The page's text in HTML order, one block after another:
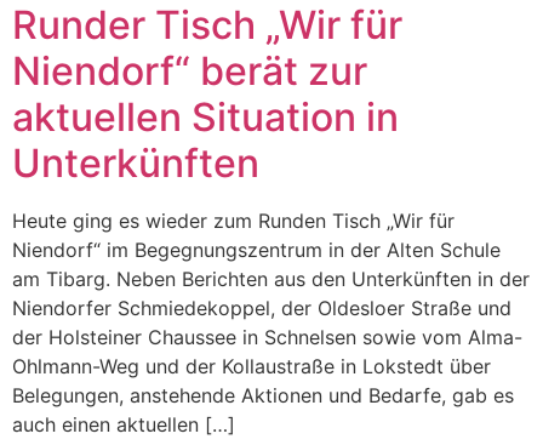
Runder Tisch „Wir für
Niendorf“ berät zur
aktuellen Situation in
Unterkünften
Heute ging es wieder zum Runden Tisch „Wir für
Niendorf“ im Begegnungszentrum in der Alten Schule
am Tibarg. Neben Berichten aus den Unterkünften in der
Niendorfer Schmiedekoppel, der Oldesloer Straße und
der Holsteiner Chaussee in Schnelsen sowie vom Alma-
Ohlmann-Weg und der Kollaustraße in Lokstedt über
Belegungen, anstehende Aktionen und Bedarfe, gab es
auch einen aktuellen […]